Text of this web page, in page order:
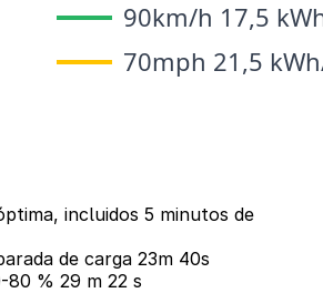
incluidos 5 minutos de
de carga 23m 40s
80 % 29 m 22 s